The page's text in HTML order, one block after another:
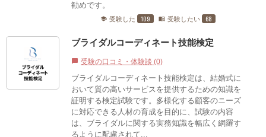
勧めです。
school 受験した 109 menu_book 受験したい 68
ブライダルコーディネート技能検定
chat_bubble 受験の口コミ・体験談 (0)
ブライダルコーディネート技能検定は、結婚式に
おいて質の高いサービスを提供するための知識を
証明する検定試験です。多様化する顧客のニーズ
に対応できる人材の育成を目的に、試験の内容
は、ブライダルに関する実務知識を幅広く網羅す
るように配慮されて...